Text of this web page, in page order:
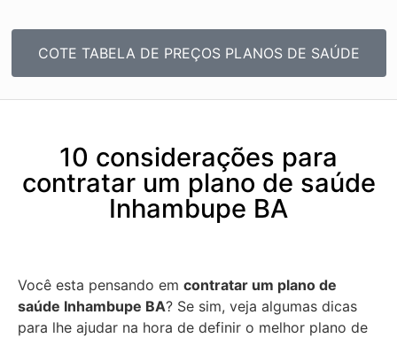
COTE TABELA DE PREÇOS PLANOS DE SAÚDE
10 considerações para
contratar um plano de saúde
Inhambupe BA
Você esta pensando em contratar um plano de
saúde Inhambupe BA? Se sim, veja algumas dicas
para lhe ajudar na hora de definir o melhor plano de